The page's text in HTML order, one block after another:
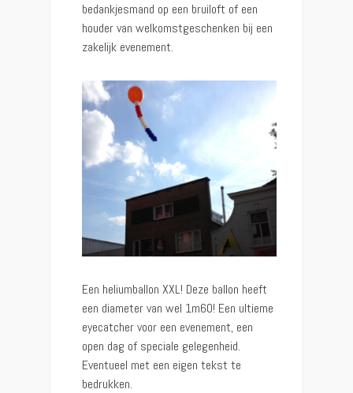
bedankjesmand op een bruiloft of een
houder van welkomstgeschenken bij een
zakelijk evenement.
Een heliumballon XXL! Deze ballon heeft
een diameter van wel 1m60! Een ultieme
eyecatcher voor een evenement, een
open dag of speciale gelegenheid.
Eventueel met een eigen tekst te
bedrukken.